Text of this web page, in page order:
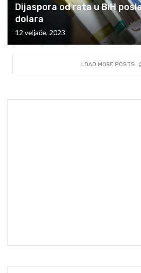
Dijaspora od rata u BiH
dolara
12 veljače, 2023
LOAD MORE POSTS